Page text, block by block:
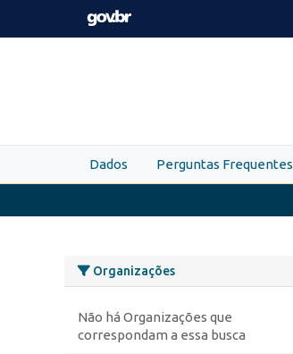
Skip to main content
Dados Perguntas Frequentes
Organizações
Não há Organizações que
correspondam a essa busca